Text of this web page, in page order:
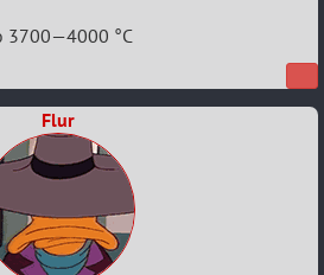
3700—4000 °C
Flur